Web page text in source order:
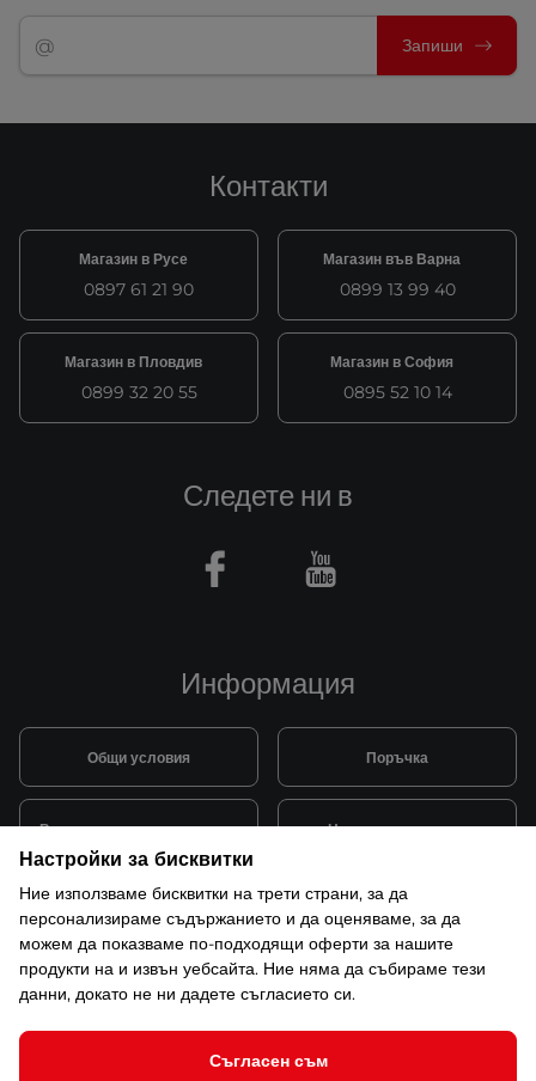
Запиши
Контакти
Магазин в Русе
0897 61 21 90
Магазин във Варна
0899 13 99 40
Магазин в Пловдив
0899 32 20 55
Магазин в София
0895 52 10 14
Информация
Общи условия Поръчка
Видове и цена за транспорт Начини на плащане
Система за лоялни клиенти Монтаж и поддръжка
Рекламации и гаранция
Следете ни в
Facebook Youtube
Настройки за бисквитки
Ние използваме бисквитки на трети страни, за да
персонализираме съдържанието и да оценяваме, за да
можем да показваме по-подходящи оферти за нашите
продукти на и извън уебсайта. Ние няма да събираме тези
данни, докато не ни дадете съгласието си.
Съгласен съм